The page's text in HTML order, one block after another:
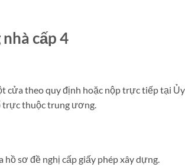
cấp 4
cửa theo quy định hoặc nộp trực tiếp tại
trực thuộc trung ương.
sơ đề nghị cấp giấy phép xây dựng.